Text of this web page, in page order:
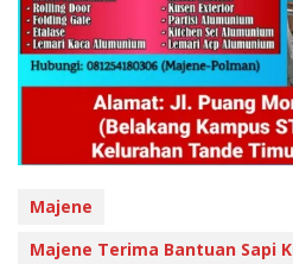
Majene
Majene Terima Bantuan Sapi